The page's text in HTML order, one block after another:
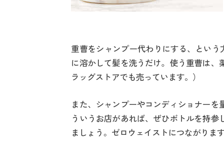
重曹をシャンプー代わりにする、という
に溶かして髪を洗うだけ。使う重曹は
ラッグストアでも売っています。）
また、シャンプーやコンディショナー
ういうお店があれば、ぜひボトルを持
ましょう。ゼロウェイストにつながります